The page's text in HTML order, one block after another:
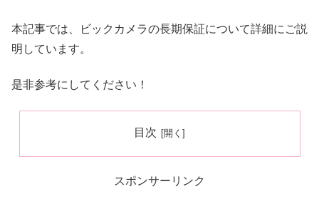
本記事では、ビックカメラの長期保証について詳細にご説
明しています。
是非参考にしてください！
目次
スポンサーリンク